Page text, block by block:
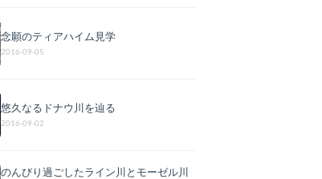
念願のティアハイム見学
2016-09-05
悠久なるドナウ川を辿る
2016-09-02
のんびり過ごしたライン川とモーゼル川